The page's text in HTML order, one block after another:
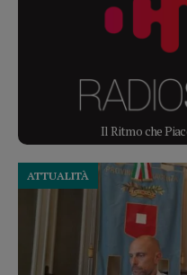
Il Ritmo che
ATTUALITÀ